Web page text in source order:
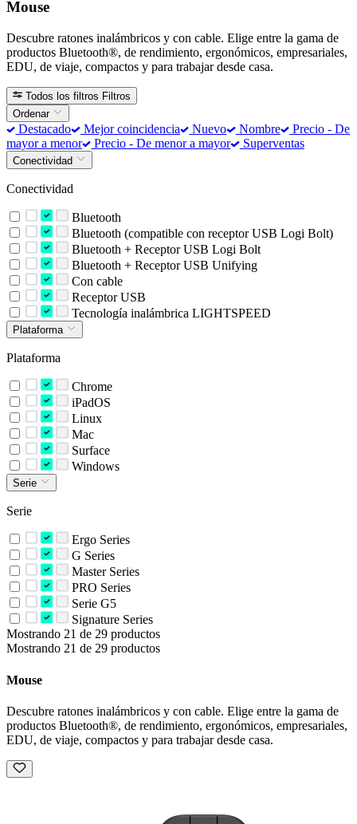
Mouse
Descubre ratones inalámbricos y con cable. Elige entre la gama de
productos Bluetooth®, de rendimiento, ergonómicos, empresariales,
EDU, de viaje, compactos y para trabajar desde casa.
Todos los filtros Filtros
Ordenar
Destacado Mejor coincidencia Nuevo Nombre
Precio - De
mayor a menor
Precio - De menor a mayor Superventas
Conectividad
Conectividad
Bluetooth
Bluetooth (compatible con receptor USB Logi Bolt)
Bluetooth + Receptor USB Logi Bolt
Bluetooth + Receptor USB Unifying
Con cable
Receptor USB
Tecnología inalámbrica LIGHTSPEED
Plataforma
Plataforma
Chrome
iPadOS
Linux
Mac
Surface
Windows
Serie
Serie
Ergo Series
G Series
Master Series
PRO Series
Serie G5
Signature Series
Mostrando 21 de 29 productos
Mostrando 21 de 29 productos
Mouse
Descubre ratones inalámbricos y con cable. Elige entre la gama de
productos Bluetooth®, de rendimiento, ergonómicos, empresariales,
EDU, de viaje, compactos y para trabajar desde casa.